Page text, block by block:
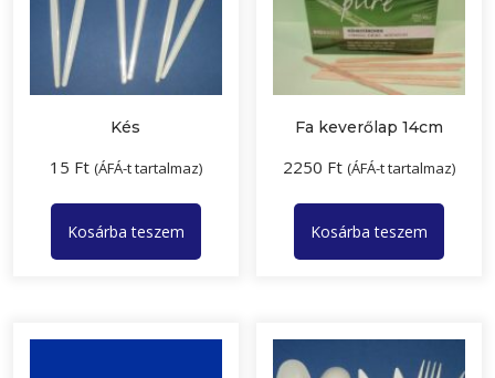
Kés
15 Ft (ÁFÁ-t tartalmaz)
Kosárba teszem
Fa keverőlap 14cm
2250 Ft (ÁFÁ-t tartalmaz)
Kosárba teszem